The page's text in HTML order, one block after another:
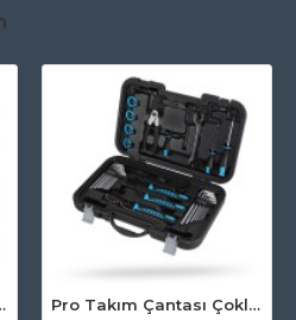
Pedli Siyah
Pro Takım Çantası Çoklu Tamir Seti